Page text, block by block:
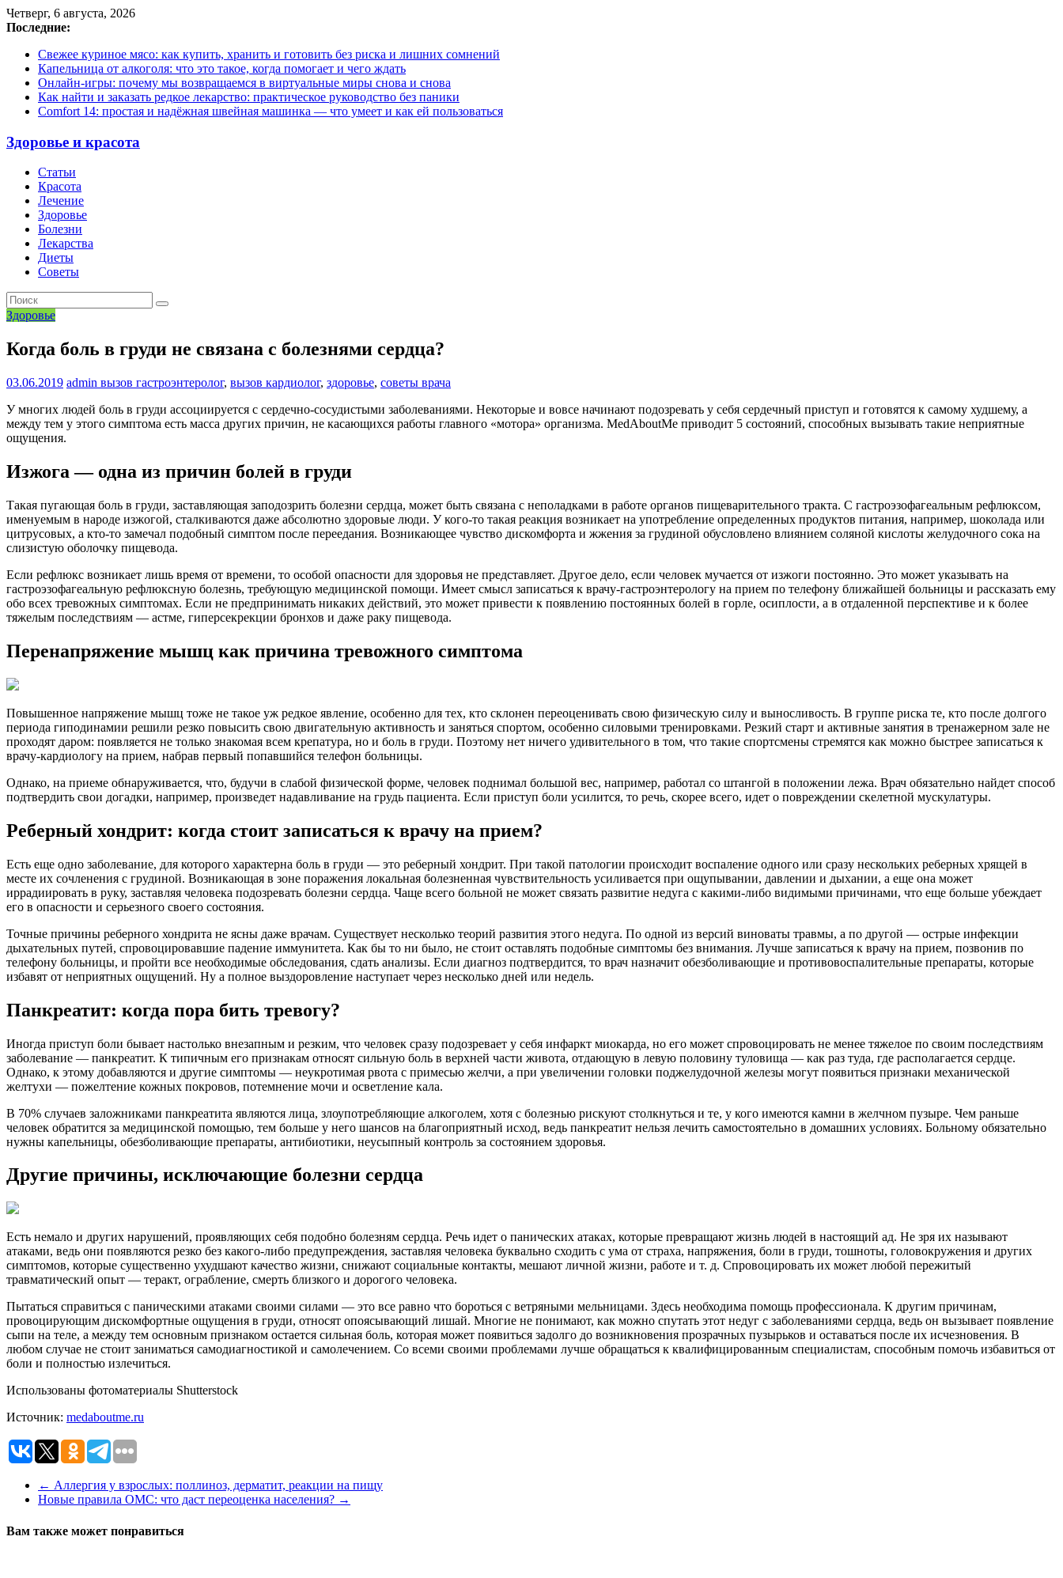
Четверг, 6 августа, 2026
Последние:
Свежее куриное мясо: как купить, хранить и готовить без риска и лишних сомнений
Капельница от алкоголя: что это такое, когда помогает и чего ждать
Онлайн-игры: почему мы возвращаемся в виртуальные миры снова и снова
Как найти и заказать редкое лекарство: практическое руководство без паники
Comfort 14: простая и надёжная швейная машинка — что умеет и как ей пользоваться
Здоровье и красота
Статьи
Красота
Лечение
Здоровье
Болезни
Лекарства
Диеты
Советы
Здоровье
Когда боль в груди не связана с болезнями сердца?
03.06.2019 admin вызов гастроэнтеролог, вызов кардиолог, здоровье, советы врача
У многих людей боль в груди ассоциируется с сердечно-сосудистыми заболеваниями. Некоторые и вовсе начинают подозревать у себя сердечный приступ и готовятся к самому худшему, а
между тем у этого симптома есть масса других причин, не касающихся работы главного «мотора» организма. MedAboutMe приводит 5 состояний, способных вызывать такие неприятные
ощущения.
Изжога — одна из причин болей в груди
Такая пугающая боль в груди, заставляющая заподозрить болезни сердца, может быть связана с неполадками в работе органов пищеварительного тракта. С гастроэзофагеальным рефлюксом,
именуемым в народе изжогой, сталкиваются даже абсолютно здоровые люди. У кого-то такая реакция возникает на употребление определенных продуктов питания, например, шоколада или
цитрусовых, а кто-то замечал подобный симптом после переедания. Возникающее чувство дискомфорта и жжения за грудиной обусловлено влиянием соляной кислоты желудочного сока на
слизистую оболочку пищевода.
Если рефлюкс возникает лишь время от времени, то особой опасности для здоровья не представляет. Другое дело, если человек мучается от изжоги постоянно. Это может указывать на
гастроэзофагеальную рефлюксную болезнь, требующую медицинской помощи. Имеет смысл записаться к врачу​-гастроэнтерологу на прием по телефону​ ближайшей больницы и рассказать ему
обо всех тревожных симптомах. Если не предпринимать никаких действий, это может привести к появлению постоянных болей в горле, осиплости, а в отдаленной перспективе и к более
тяжелым последствиям — астме, гиперсекрекции бронхов и даже раку пищевода.
Перенапряжение мышц как причина тревожного симптома
Повышенное напряжение мышц тоже не такое уж редкое явление, особенно для тех, кто склонен переоценивать свою физическую силу и выносливость. В группе риска те, кто после долгого
периода гиподинамии решили резко повысить свою двигательную активность и заняться спортом, особенно силовыми тренировками. Резкий старт и активные занятия в тренажерном зале не
проходят даром: появляется не только знакомая всем крепатура, но и боль в груди. Поэтому нет ничего удивительного в том, что такие спортсмены стремятся как можно быстрее записаться к
врачу​-кардиологу на прием, набрав первый попавшийся телефон​ больницы.
Однако, на приеме обнаруживается, что, будучи в слабой физической форме, человек поднимал большой вес, например, работал со штангой в положении лежа. Врач обязательно найдет способ
подтвердить свои догадки, например, произведет надавливание на грудь пациента. Если приступ боли усилится, то речь, скорее всего, идет о повреждении скелетной мускулатуры.
Реберный хондрит: когда стоит записаться к врачу​ на прием?
Есть еще одно заболевание, для которого характерна боль в груди — это реберный хондрит. При такой патологии происходит воспаление одного или сразу нескольких реберных хрящей в
месте их сочленения с грудиной. Возникающая в зоне поражения локальная болезненная чувствительность усиливается при ощупывании, давлении и дыхании, а еще она может
иррадиировать в руку, заставляя человека подозревать болезни сердца. Чаще всего больной не может связать развитие недуга с какими-либо видимыми причинами, что еще больше убеждает
его в опасности и серьезного своего состояния.
Точные причины реберного хондрита не ясны даже врачам. Существует несколько теорий развития этого недуга. По одной из версий виноваты травмы, а по другой — острые инфекции
дыхательных путей, спровоцировавшие падение иммунитета. Как бы то ни было, не стоит оставлять подобные симптомы без внимания. Лучше записаться к врачу​ на прием, позвонив по
телефону ​больницы, и пройти все необходимые обследования, сдать анализы. Если диагноз подтвердится, то врач назначит обезболивающие и противовоспалительные препараты, которые
избавят от неприятных ощущений. Ну а полное выздоровление наступает через несколько дней или недель.
Панкреатит: когда пора бить тревогу?
Иногда приступ боли бывает настолько внезапным и резким, что человек сразу подозревает у себя инфаркт миокарда, но его может спровоцировать не менее тяжелое по своим последствиям
заболевание — панкреатит. К типичным его признакам относят сильную боль в верхней части живота, отдающую в левую половину туловища — как раз туда, где располагается сердце.
Однако, к этому добавляются и другие симптомы — неукротимая рвота с примесью желчи, а при увеличении головки поджелудочной железы могут появиться признаки механической
желтухи — пожелтение кожных покровов, потемнение мочи и осветление кала.
В 70% случаев заложниками панкреатита являются лица, злоупотребляющие алкоголем, хотя с болезнью рискуют столкнуться и те, у кого имеются камни в желчном пузыре. Чем раньше
человек обратится за медицинской помощью, тем больше у него шансов на благоприятный исход, ведь панкреатит нельзя лечить самостоятельно в домашних условиях. Больному обязательно
нужны капельницы, обезболивающие препараты, антибиотики, неусыпный контроль за состоянием здоровья.
Другие причины, исключающие болезни сердца
Есть немало и других нарушений, проявляющих себя подобно болезням сердца. Речь идет о панических атаках, которые превращают жизнь людей в настоящий ад. Не зря их называют
атаками, ведь они появляются резко без какого-либо предупреждения, заставляя человека буквально сходить с ума от страха, напряжения, боли в груди, тошноты, головокружения и других
симптомов, которые существенно ухудшают качество жизни, снижают социальные контакты, мешают личной жизни, работе и т. д. Спровоцировать их может любой пережитый
травматический опыт — теракт, ограбление, смерть близкого и дорогого человека.
Пытаться справиться с паническими атаками своими силами — это все равно что бороться с ветряными мельницами. Здесь необходима помощь профессионала. К другим причинам,
провоцирующим дискомфортные ощущения в груди, относят опоясывающий лишай. Многие не понимают, как можно спутать этот недуг с заболеваниями сердца, ведь он вызывает появление
сыпи на теле, а между тем основным признаком остается сильная боль, которая может появиться задолго до возникновения прозрачных пузырьков и оставаться после их исчезновения. В
любом случае не стоит заниматься самодиагностикой и самолечением. Со всеми своими проблемами лучше обращаться к квалифицированным специалистам, способным помочь избавиться от
боли и полностью излечиться.
Использованы фотоматериалы Shutterstock
Источник: medaboutme.ru
← Аллергия у взрослых: поллиноз, дерматит, реакции на пищу
Новые правила ОМС: что даст переоценка населения? →
Вам также может понравиться